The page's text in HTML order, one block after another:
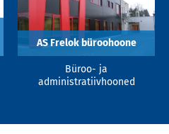
AS Frelok büroohoone
Büroo- ja
administratiivhooned